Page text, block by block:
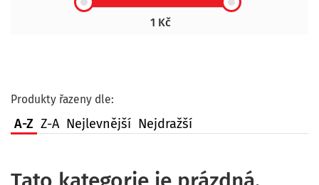
1 Kč
Produkty řazeny dle:
A-Z Z-A Nejlevnější Nejdražší